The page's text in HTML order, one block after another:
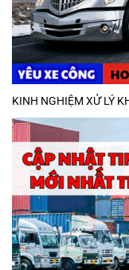
KINH NGHIỆM XỬ LÝ